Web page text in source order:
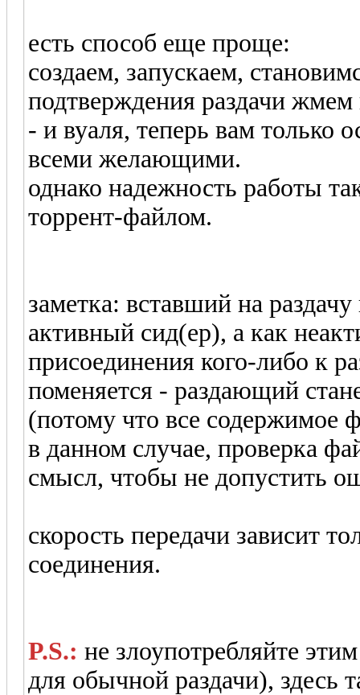
есть способ еще проще:
создаем, запускаем,
подтверждения раздачи
- и вуаля, теперь вам только
всеми желающими.
однако надежность работы
торрент-файлом.
заметка: вставший на
активный сид(ер), а как
присоединения кого-либо к
поменяется - раздающий
(потому что все содержимое
в данном случае, проверка
смысл, чтобы не допустить
скорость передачи зависит
соединения.
P.S.: не злоупотребляйте
для обычной раздачи), здесь